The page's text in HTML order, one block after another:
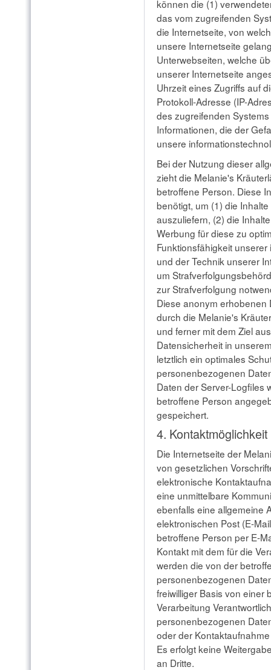
können die (1)
das vom zugreifenden
die Internetseite, von
unsere Internetseite
Unterwebseiten, welche
unserer Internetseite
Uhrzeit eines Zugriffs auf
Protokoll-Adresse (IP-
des zugreifenden
Informationen, die der
unsere
Bei der Nutzung dieser
zieht die Melanie's
betroffene Person. Diese
benötigt, um (1) die
auszuliefern, (2) die
Werbung für diese zu
Funktionsfähigkeit
und der Technik unserer
um
zur Strafverfolgung
Diese anonym
durch die Melanie's
und ferner mit dem Ziel
Datensicherheit in
letztlich ein optimales
personenbezogenen
Daten der Server-Logfiles
betroffene Person
gespeichert.
4.
Die Internetseite der
von gesetzlichen
elektronische
eine unmittelbare
ebenfalls eine allgemeine
elektronischen Post (E-
betroffene Person per E-
Kontakt mit dem für die
werden die von der
personenbezogenen
freiwilliger Basis von einer
Verarbeitung
personenbezogenen
oder der
Es erfolgt keine
an Dritte.